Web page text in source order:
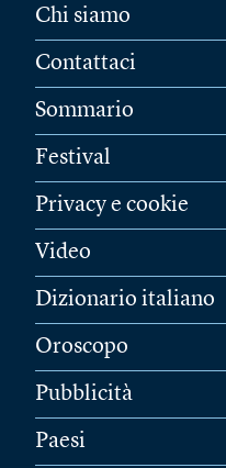
Chi siamo
Contattaci
Sommario
Festival
Privacy e cookie
Video
Dizionario italiano
Oroscopo
Pubblicità
Paesi